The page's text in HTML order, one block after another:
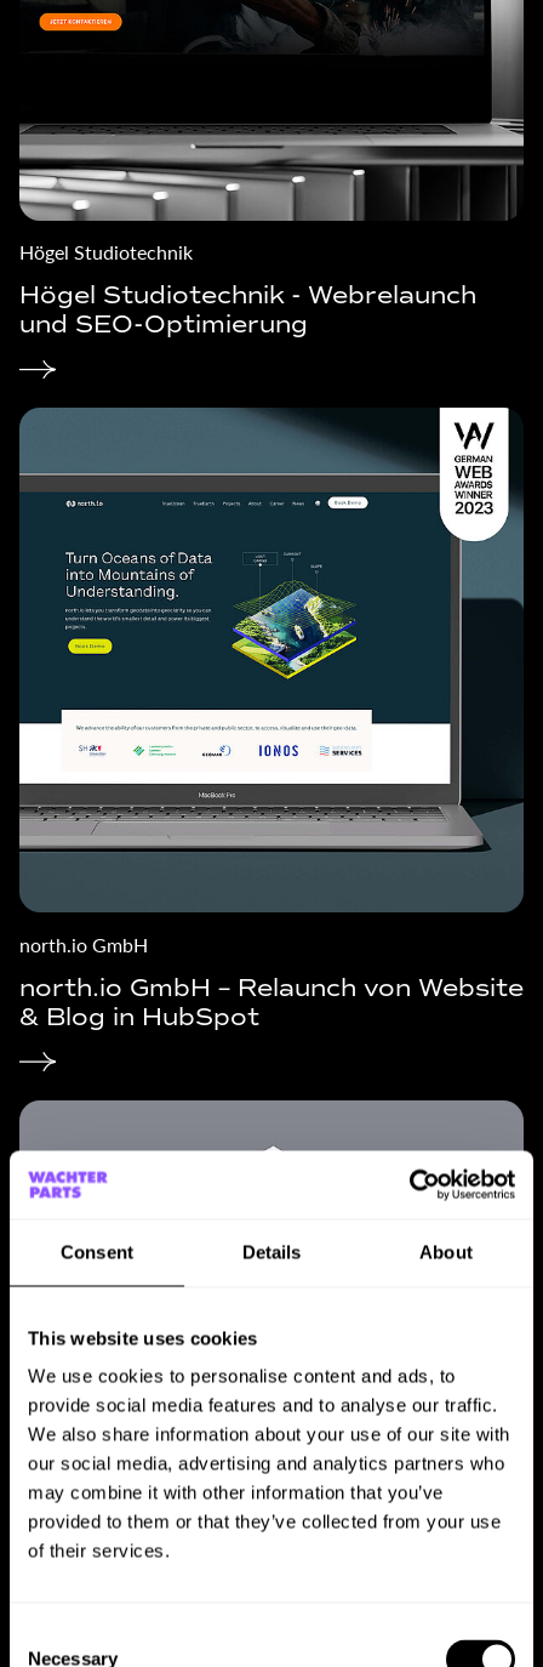
Consent Details About
This website uses cookies
We use cookies to personalise content and ads, to
provide social media features and to analyse our traffic.
We also share information about your use of our site with
our social media, advertising and analytics partners who
may combine it with other information that you’ve
provided to them or that they’ve collected from your use
of their services.
Necessary
Högel Studiotechnik
Högel Studiotechnik - Webrelaunch
und SEO-Optimierung
north.io GmbH
north.io GmbH – Relaunch von Website
& Blog in HubSpot